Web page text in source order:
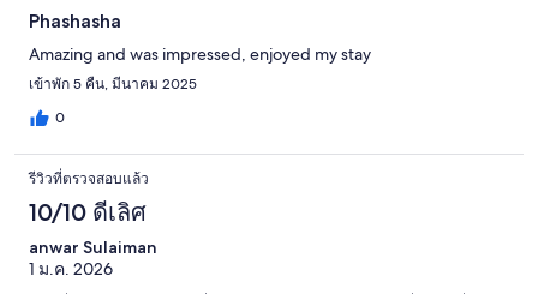
Phashasha
Amazing and was impressed, enjoyed my stay
เข้าพัก 5 คืน, มีนาคม 2025
0
รีวิวที่ตรวจสอบแล้ว
10/10 ดีเลิศ
anwar Sulaiman
1 ม.ค. 2026